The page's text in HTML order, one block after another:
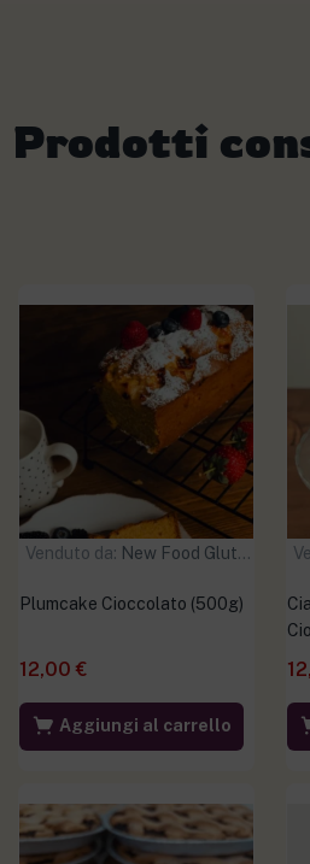
Prodotti
Venduto da: New Food Gluten Free
Plumcake Cioccolato (500g)
12,00 €
Aggiungi al carrello